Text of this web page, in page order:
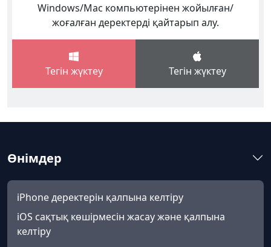
Windows/Mac компьютерінен жойылған/
жоғалған деректерді қайтарып алу.
Тегін жүктеу Тегін жүктеу
Өнімдер
iPhone деректерін қалпына келтіру
iOS сақтық көшірмесін жасау және қалпына
келтіру